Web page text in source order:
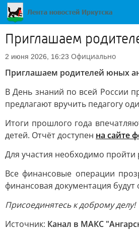
Приглашаем
2 июня 2026, 16:23 Официально
Приглашаем родителей юных
В День знаний по всей России
предлагают вручить педагогу
Итоги прошлого года
детей. Отчёт доступен на сайте
Для участия необходимо пройти
Все финансовые операции
финансовая документация
Присоединятесь к доброму делу!
Источник: Канал в МАКС